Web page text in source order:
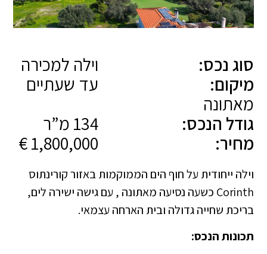
סוג נכס:
וילה למכירה
מיקום:
עד שעתיים
מאתונה
גודל הנכס:
134 מ”ר
מחיר:
Corinth כשעה נסיעה מאתונה , עם גישה ישירה לים,
בריכת שחייה גדולה ובית הארחה עצמאי.
תכונות הנכס: